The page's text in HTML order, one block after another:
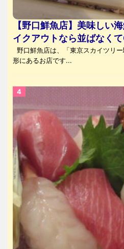
【野口鮮魚店】美味しい
イクアウトなら並ばなくて
野口鮮魚店は、「東京スカイツリ
形にあるお店です...